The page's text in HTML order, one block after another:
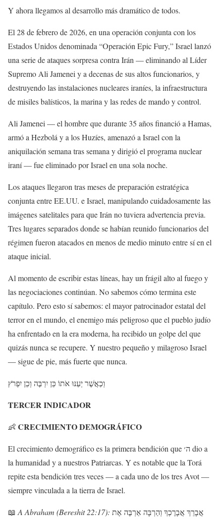
Y ahora llegamos al desarrollo más dramático de todos.
El 28 de febrero de 2026, en una operación conjunta con los
Estados Unidos denominada “Operación Epic Fury,” Israel lanzó
una serie de ataques sorpresa contra Irán — eliminando al Líder
Supremo Ali Jamenei y a decenas de sus altos funcionarios, y
destruyendo las instalaciones nucleares iraníes, la infraestructura
de misiles balísticos, la marina y las redes de mando y control.
Ali Jamenei — el hombre que durante 35 años financió a Hamas,
armó a Hezbolá y a los Huzíes, amenazó a Israel con la
aniquilación semana tras semana y dirigió el programa nuclear
iraní — fue eliminado por Israel en una sola noche.
Los ataques llegaron tras meses de preparación estratégica
conjunta entre EE.UU. e Israel, manipulando cuidadosamente las
imágenes satelitales para que Irán no tuviera advertencia previa.
Tres lugares separados donde se habían reunido funcionarios del
régimen fueron atacados en menos de medio minuto entre sí en el
ataque inicial.
Al momento de escribir estas líneas, hay un frágil alto al fuego y
las negociaciones continúan. No sabemos cómo termina este
capítulo. Pero esto sí sabemos: el mayor patrocinador estatal del
terror en el mundo, el enemigo más peligroso que el pueblo judío
ha enfrentado en la era moderna, ha recibido un golpe del que
quizás nunca se recupere. Y nuestro pequeño y milagroso Israel
— sigue de pie, más fuerte que nunca.
וְכַאֲשֶׁריְעַנּוּ אֹתוֹ כֵּןיִרְבֶּה וְכֵןיִפְרֹץ
TERCER INDICADOR
👶 CRECIMIENTO DEMOGRÁFICO
El crecimiento demográfico es la primera bendición que ה׳ dio a
la humanidad y a nuestros Patriarcas. Y es notable que la Torá
repite esta bendición tres veces — a cada uno de los tres Avot —
siempre vinculada a la tierra de Israel.
📖 A Abraham (Bereshit 22:17): אֲבָרֵךְ אֲבָרֶכְךָ וְהַרְבָּה אַרְבֶּה אֶת